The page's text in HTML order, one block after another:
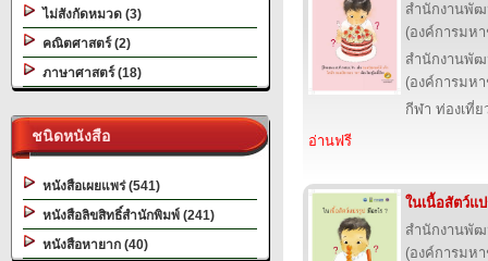
ไม่สังกัดหมวด (3)
คณิตศาสตร์ (2)
ภาษาศาสตร์ (18)
ชนิดหนังสือ
หนังสือเผยแพร่ (541)
หนังสือลิขสิทธิ์สำนักพิมพ์ (241)
หนังสือหายาก (40)
สำนักงานพัฒ
(องค์การมห
สำนักงานพัฒ
(องค์การมห
กีฬา ท่องเที่
อ่านฟรี
ในเนื้อสัตว์แ
สำนักงานพัฒ
(องค์การมห